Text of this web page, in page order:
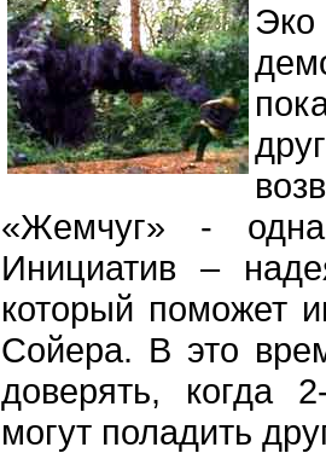
«Жемчуг» -
Инициатив –
который поможет
Сойера. В это
доверять, когда
могут поладить